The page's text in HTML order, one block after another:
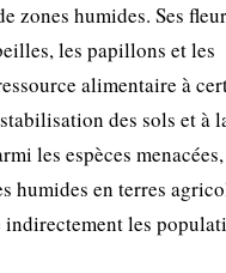
zones humides. Ses
les papillons et les
alimentaire à
des sols et à
les espèces
humides en terres
les